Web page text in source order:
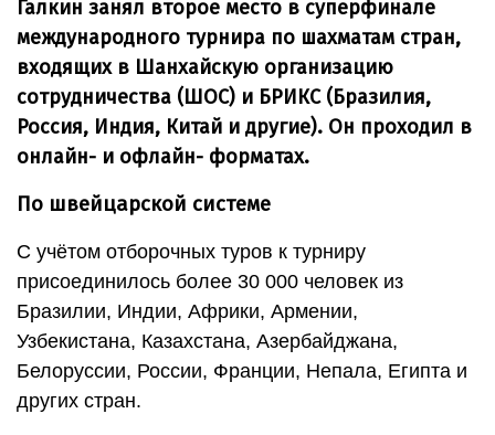
Галкин занял второе место в суперфинале
международного турнира по шахматам стран,
входящих в Шанхайскую организацию
сотрудничества (ШОС) и БРИКС (Бразилия,
Россия, Индия, Китай и другие). Он проходил в
онлайн- и офлайн- форматах.
По швейцарской системе
С учётом отборочных туров к турниру
присоединилось более 30 000 человек из
Бразилии, Индии, Африки, Армении,
Узбекистана, Казахстана, Азербайджана,
Белоруссии, России, Франции, Непала, Египта и
других стран.